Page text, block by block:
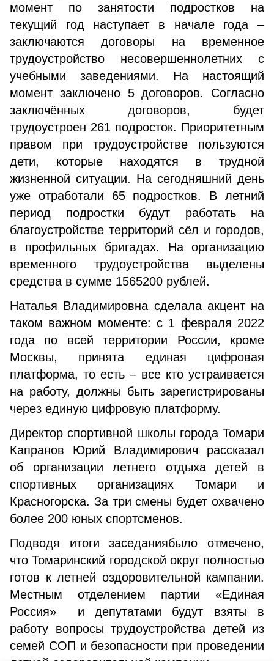
момент по занятости подростков на
текущий год наступает в начале года –
заключаются договоры на временное
трудоустройство несовершеннолетних с
учебными заведениями. На настоящий
момент заключено 5 договоров. Согласно
заключённых договоров, будет
трудоустроен 261 подросток. Приоритетным
правом при трудоустройстве пользуются
дети, которые находятся в трудной
жизненной ситуации. На сегодняшний день
уже отработали 65 подростков. В летний
период подростки будут работать на
благоустройстве территорий сёл и городов,
в профильных бригадах. На организацию
временного трудоустройства выделены
средства в сумме 1565200 рублей.
Наталья Владимировна сделала акцент на
таком важном моменте: с 1 февраля 2022
года по всей территории России, кроме
Москвы, принята единая цифровая
платформа, то есть – все кто устраивается
на работу, должны быть зарегистрированы
через единую цифровую платформу.
Директор спортивной школы города Томари
Капранов Юрий Владимирович рассказал
об организации летнего отдыха детей в
спортивных организациях Томари и
Красногорска. За три смены будет охвачено
более 200 юных спортсменов.
Подводя итоги заседаниябыло отмечено,
что Томаринский городской округ полностью
готов к летней оздоровительной кампании.
Местным отделением партии «Единая
Россия» и депутатами будут взяты в
работу вопросы трудоустройства детей из
семей СОП и безопасности при проведении